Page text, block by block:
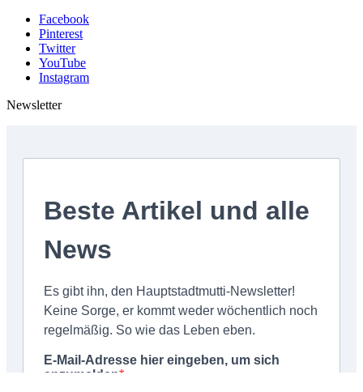
Facebook
Pinterest
Twitter
YouTube
Instagram
Newsletter